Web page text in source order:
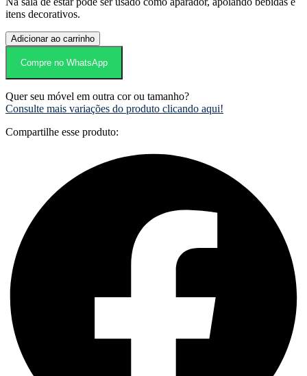
itens decorativos.
Carrinho
de
Adicionar ao carrinho
Compre no WhatsApp
Quer seu móvel em outra cor ou tamanho?
Consulte mais variações do produto clicando aqui!
Compartilhe esse produto: